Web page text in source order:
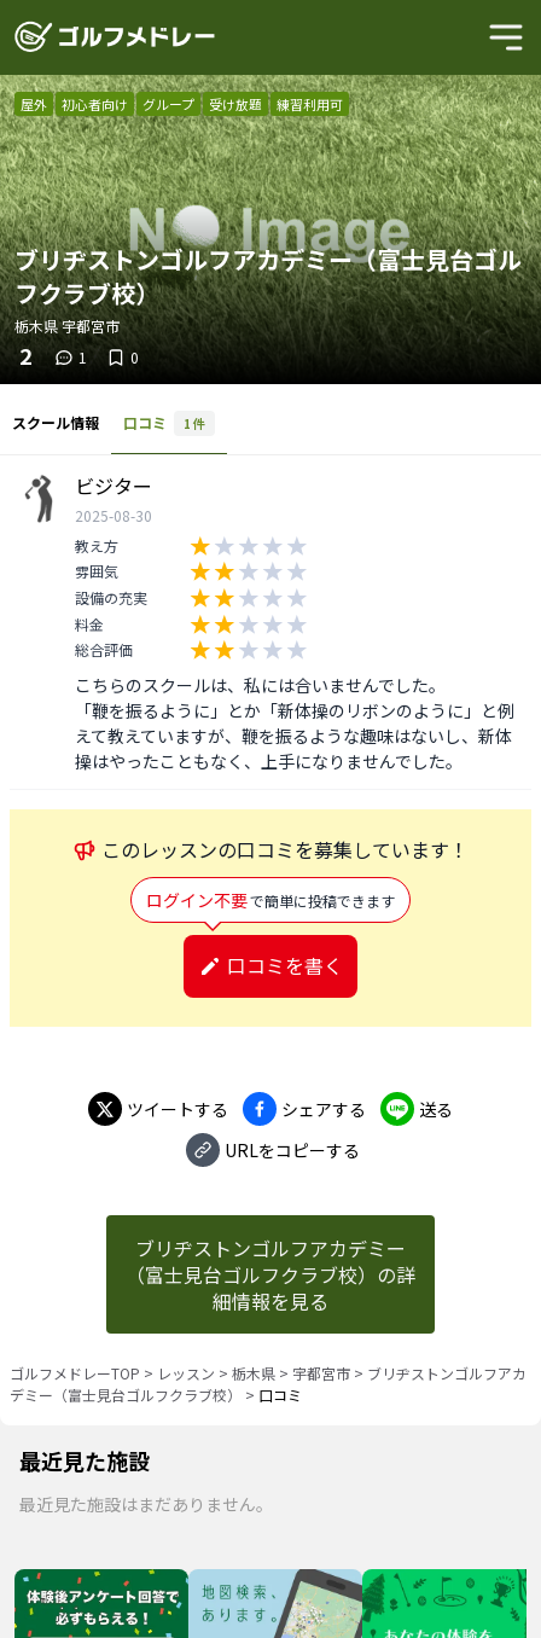
屋外 初心者向け グループ 受け放題 練習利用可
ブリヂストンゴルフアカデミー（富士見台ゴル
フクラブ校）
栃木県宇都宮市
2 1 0
スクール情報 口コミ 1 件
ビジター
2025-08-30
教え方
雰囲気
設備の充実
料金
総合評価
こちらのスクールは、私には合いませんでした。
「鞭を振るように」とか「新体操のリボンのように」と例
えて教えていますが、鞭を振るような趣味はないし、新体
操はやったこともなく、上手になりませんでした。
このレッスンの口コミを募集しています！
ログイン不要で簡単に投稿できます
口コミを書く
ツイートする シェアする
送る
URLをコピーする
ブリヂストンゴルフアカデミー
（富士見台ゴルフクラブ校）の詳
細情報を見る
ゴルフメドレーTOP > レッスン > 栃木県 > 宇都宮市 > ブリヂストンゴルフアカ
デミー（富士見台ゴルフクラブ校）
> 口コミ
最近見た施設
最近見た施設はまだありません。